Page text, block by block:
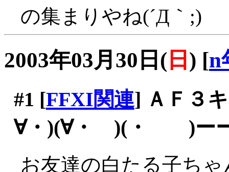
の集まりやね(´Д｀;)
2003年03月30日( 日 ) [n
#1 [FFXI関連] ＡＦ３
∀・)(∀・ )(・ )ーー
お友達の白たる子ち